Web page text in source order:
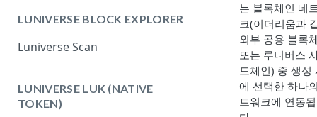
How to Track Tx-Action API
Usage
Sidechain
LUNIVERSE BLOCK EXPLORER
Luniverse Scan
LUNIVERSE LUK (NATIVE
TOKEN)
는 블록체인 네
크(이더리움과
외부 공용 블록
또는 루니버스
드체인) 중 생성
에 선택한 하나
트워크에 연동